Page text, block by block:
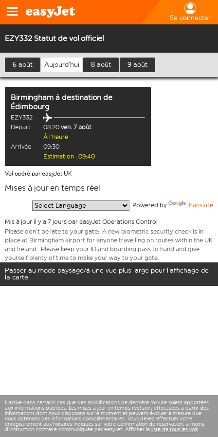
Se connecter
EZY332 Statut de vol officiel
6 août Aujourd’hui 8 août 9 août
Birmingham à destination de
Édimbourg
EZY332
Départ
08:20 ven. 7 août
À l’heure
Arrivée
09:30
Estimation : 09:40
Vol opéré par easyJet UK
Mises à jour en temps réel
Powered by Translate
Mis à jour il y a 7 jours par easyJet Operations Control
Please don’t be late to your gate: A new biometric security check is in
place at Birmingham airport for anyone travelling on routes within the UK
and Ireland. Please keep your ID and boarding pass to hand and give
yourself plenty of time to make your way to your gate.
Passer au mode paysage/à une vue plus large pour l’affichage de
la carte.
Il arrive dans certains cas que des modifications de dernière minute soient apportées
aux informations publiées. Les mises à jour en temps réel sont effectuées à partir des
informations dont nous disposons sur le moment et peuvent évoluer à mesure que
nous obtenons des informations complémentaires. Vous devez effectuer votre
enregistrement aux horaires indiqués sur votre confirmation de réservation, à moins
d’instruction contraire communiquée par easyJet. Afficher la liste de tous les vols.